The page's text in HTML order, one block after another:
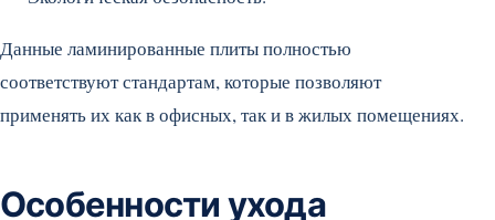
Данные ламинированные плиты полностью
соответствуют стандартам, которые позволяют
применять их как в офисных, так и в жилых помещениях.
Особенности ухода